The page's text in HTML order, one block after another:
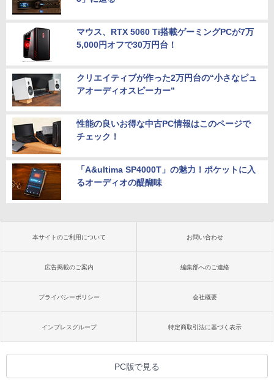
マウス、RTX 5060 Ti搭載ゲーミングPCが7万
5,000円オフで30万円台！
クリエイティブが作った2万円台の“小さなピュ
アオーディオスピーカー”
性能の良いお得な中古PC情報はこのページで
チェック！
「A&ultima SP4000T」の魅力！ポケットに入
るオーディオの醍醐味
本サイトのご利用について お問い合わせ
広告掲載のご案内 編集部へのご連絡
プライバシーポリシー 会社概要
インプレスグループ 特定商取引法に基づく表示
PC版で見る